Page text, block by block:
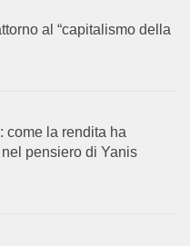
al “capitalismo della
come la rendita ha
pensiero di Yanis